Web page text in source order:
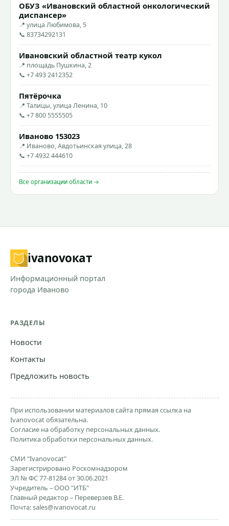
ОБУЗ «Ивановский областной онкологический
диспансер»
📍 улица Любимова, 5
📞 83734292131
Ивановский областной театр кукол
📍 площадь Пушкина, 2
📞 +7 493 2412352
Пятёрочка
📍 Талицы, улица Ленина, 10
📞 +7 800 5555505
Иваново 153023
📍 Иваново, Авдотьинская улица, 28
📞 +7 4932 444610
Все организации области →
ivanovoкат
Информационный портал
города Иваново
РАЗДЕЛЫ
Новости
Контакты
Предложить новость
При использовании материалов сайта прямая ссылка на
Ivanovocat обязательна.
Согласие на обработку персональных данных.
Политика обработки персональных данных.
СМИ "Ivanovocat"
Зарегистрировано Роскомнадзором
ЭЛ № ФС 77-81284 от 30.06.2021
Учредитель – ООО "ИТБ"
Главный редактор – Переверзев В.Е.
Почта:sales@ivanovocat.ru